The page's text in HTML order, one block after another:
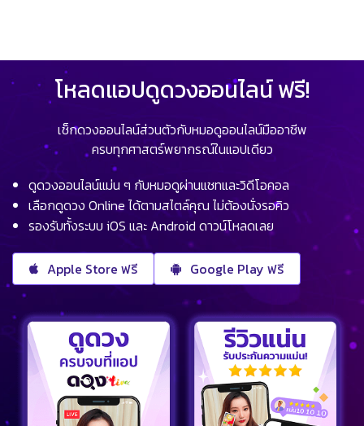
โหลดแอปดูดวงออนไลน์ ฟรี!
เช็กดวงออนไลน์ส่วนตัวกับหมอดูออนไลน์มืออาชีพ
ครบทุกศาสตร์พยากรณ์ในแอปเดียว
ดูดวงออนไลน์แม่น ๆ กับหมอดูผ่านแชทและวิดีโอคอล
เลือกดูดวง Online ได้ตามสไตล์คุณ ไม่ต้องนั่งรอคิว
รองรับทั้งระบบ iOS และ Android ดาวน์โหลดเลย
Apple Store ฟรี Google Play ฟรี